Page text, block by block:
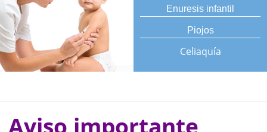
Enuresis infantil
Piojos
Celiaquía
Aviso importante